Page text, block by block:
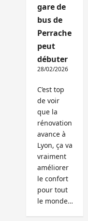
gare de
bus de
Perrache
peut
débuter
28/02/2026
C’est top
de voir
que la
rénovation
avance à
Lyon, ça va
vraiment
améliorer
le confort
pour tout
le monde…